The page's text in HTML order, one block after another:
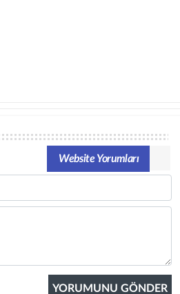
Website Yorumları